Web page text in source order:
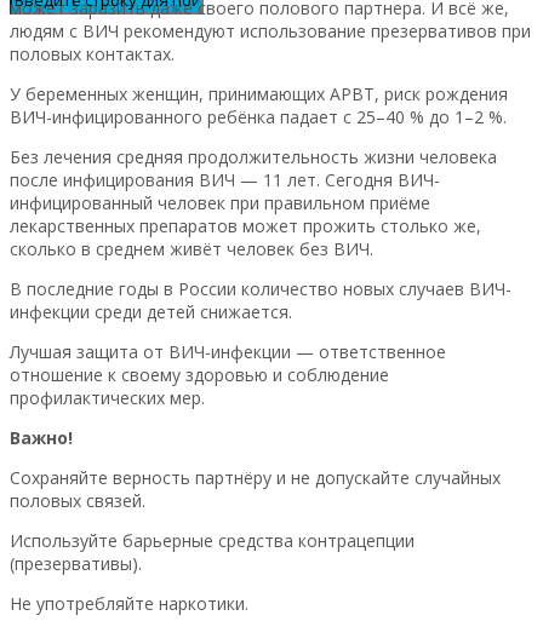
может заразить даже своего полового партнера. И всё же,
людям с ВИЧ рекомендуют использование презервативов при
половых контактах.
У беременных женщин, принимающих АРВТ, риск рождения
ВИЧ-инфицированного ребёнка падает с 25–40 % до 1–2 %.
Без лечения средняя продолжительность жизни человека
после инфицирования ВИЧ — 11 лет. Сегодня ВИЧ-
инфицированный человек при правильном приёме
лекарственных препаратов может прожить столько же,
сколько в среднем живёт человек без ВИЧ.
В последние годы в России количество новых случаев ВИЧ-
инфекции среди детей снижается.
Лучшая защита от ВИЧ-инфекции — ответственное
отношение к своему здоровью и соблюдение
профилактических мер.
Важно!
Сохраняйте верность партнёру и не допускайте случайных
половых связей.
Используйте барьерные средства контрацепции
(презервативы).
Не употребляйте наркотики.